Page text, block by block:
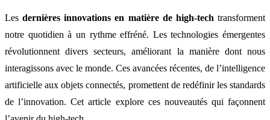
Lesdernières innovations en matière de high-tech transforment
notre quotidien à un rythme effréné. Les technologies émergentes
révolutionnent divers secteurs, améliorant la manière dont nous
interagissons avec le monde. Ces avancées récentes, de l’intelligence
artificielle aux objets connectés, promettent de redéfinir les standards
de l’innovation. Cet article explore ces nouveautés qui façonnent